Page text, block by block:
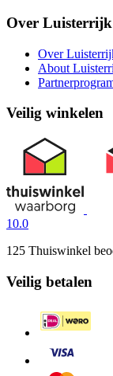
Over Luisterrijk
Over
About
Veilig winkelen
10.0
125 Thuiswinkel
Veilig betalen